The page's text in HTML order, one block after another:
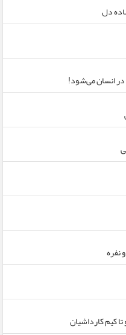
دل
نفره
تا کیم کارداشیان